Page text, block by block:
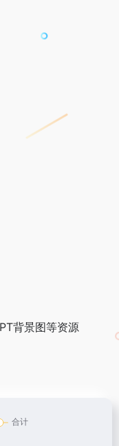
背景图等资源